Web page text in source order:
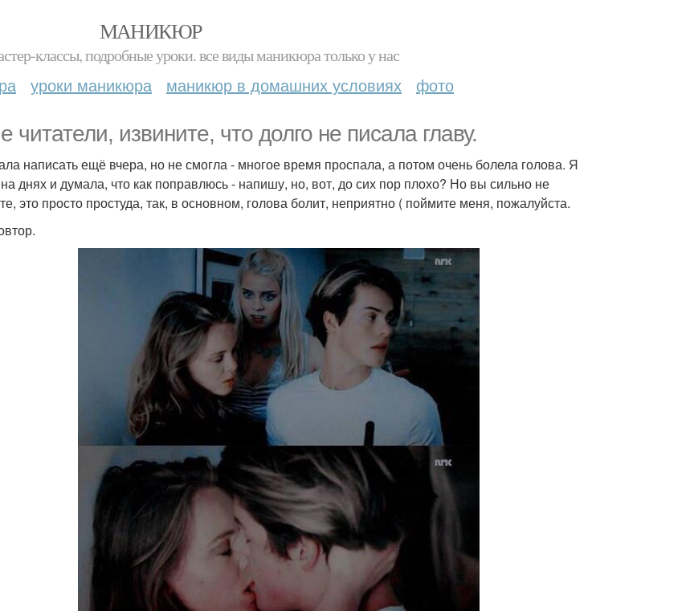
МАНИКЮР
классы, подробные уроки. все виды маникюра только у нас
уроки маникюра маникюр в домашних условиях фото
читатели, извините, что долго не писала главу.
написать ещё вчера, но не смогла - многое время проспала, а потом очень болела голова. Я
днях и думала, что как поправлюсь - напишу, но, вот, до сих пор плохо? Но вы сильно не
это просто простуда, так, в основном, голова болит, неприятно ( поймите меня, пожалуйста.